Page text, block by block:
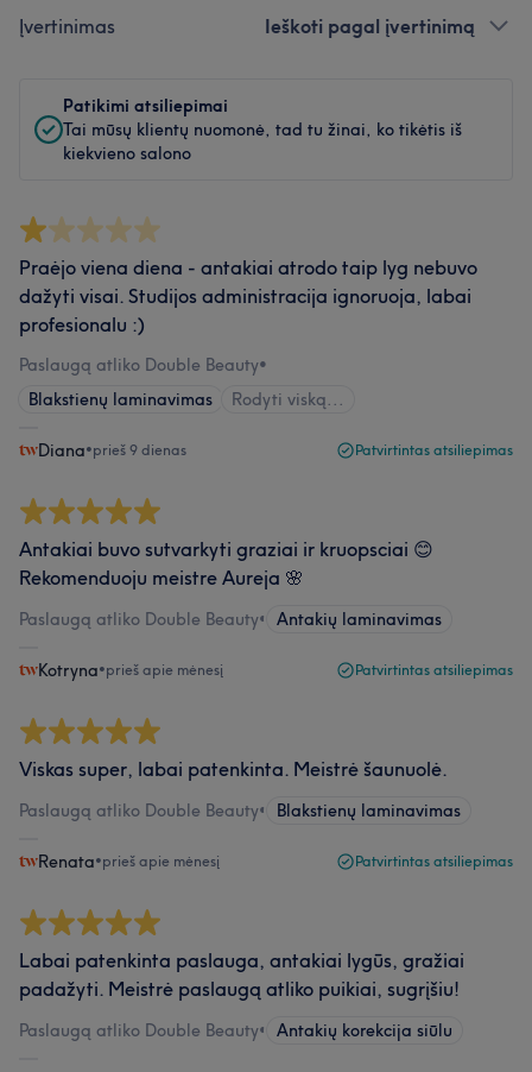
Įvertinimas Ieškoti pagal įvertinimą
Patikimi atsiliepimai
Tai mūsų klientų nuomonė, tad tu žinai, ko tikėtis iš
kiekvieno salono
Praėjo viena diena - antakiai atrodo taip lyg nebuvo
dažyti visai. Studijos administracija ignoruoja, labai
profesionalu :)
Paslaugą atliko Double Beauty•
Blakstienų laminavimas
Rodyti viską...
Diana•prieš 9 dienas Patvirtintas atsiliepimas
Antakiai buvo sutvarkyti graziai ir kruopsciai 😊
Rekomenduoju meistre Aureja 🌸
Paslaugą atliko Double Beauty• Antakių laminavimas
Kotryna•prieš apie mėnesį Patvirtintas atsiliepimas
Viskas super, labai patenkinta. Meistrė šaunuolė.
Paslaugą atliko Double Beauty• Blakstienų laminavimas
Renata•prieš apie mėnesį Patvirtintas atsiliepimas
Labai patenkinta paslauga, antakiai lygūs, gražiai
padažyti. Meistrė paslaugą atliko puikiai, sugrįšiu!
Paslaugą atliko Double Beauty• Antakių korekcija siūlu